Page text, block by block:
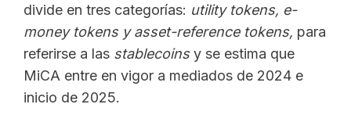
divide en tres categorías: utility tokens, e-
money tokens y asset-reference tokens, para
referirse a las stablecoinsy se estima que
MiCA entre en vigor a mediados de 2024 e
inicio de 2025.